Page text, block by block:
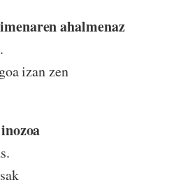
ahalmenaz
izan zen